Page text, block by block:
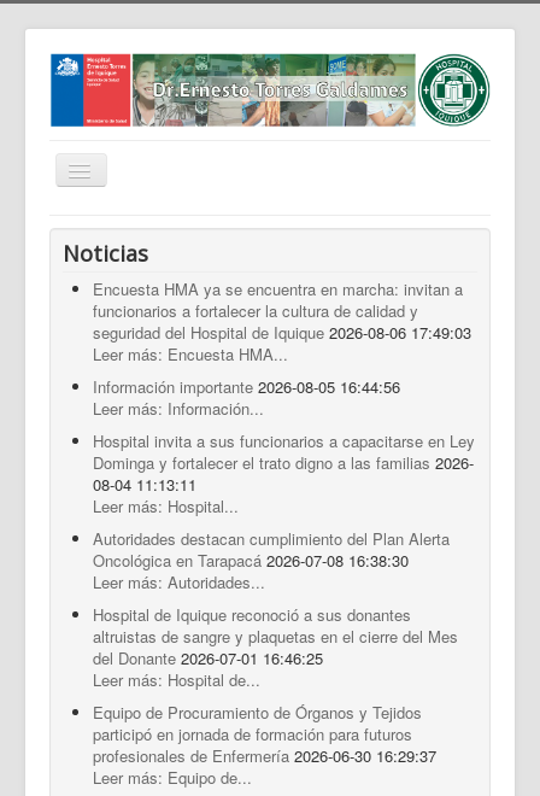
Cambiar
navegación
Home
Noticias
Trabaja Con Nosotros
Contáctenos
Intranet
Planificación
Gestión de Personas
Documentos Destacados
Noticias
Encuesta HMA ya se encuentra en marcha: invitan a
funcionarios a fortalecer la cultura de calidad y
seguridad del Hospital de Iquique 2026-08-06 17:49:03
Leer más: Encuesta HMA...
Información importante 2026-08-05 16:44:56
Leer más: Información...
Hospital invita a sus funcionarios a capacitarse en Ley
Dominga y fortalecer el trato digno a las familias 2026-
08-04 11:13:11
Leer más: Hospital...
Autoridades destacan cumplimiento del Plan Alerta
Oncológica en Tarapacá 2026-07-08 16:38:30
Leer más: Autoridades...
Hospital de Iquique reconoció a sus donantes
altruistas de sangre y plaquetas en el cierre del Mes
del Donante 2026-07-01 16:46:25
Leer más: Hospital de...
Equipo de Procuramiento de Órganos y Tejidos
participó en jornada de formación para futuros
profesionales de Enfermería 2026-06-30 16:29:37
Leer más: Equipo de...